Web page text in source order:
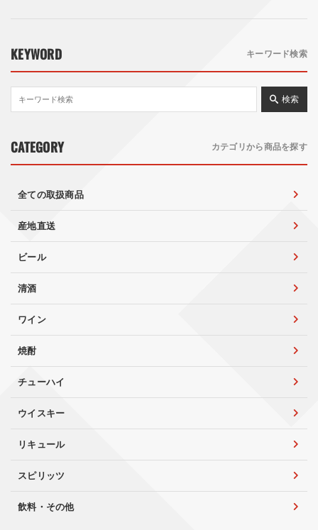
KEYWORD キーワード検索
検索
CATEGORY カテゴリから商品を探す
全ての取扱商品
産地直送
ビール
清酒
ワイン
焼酎
チューハイ
ウイスキー
リキュール
スピリッツ
飲料・その他